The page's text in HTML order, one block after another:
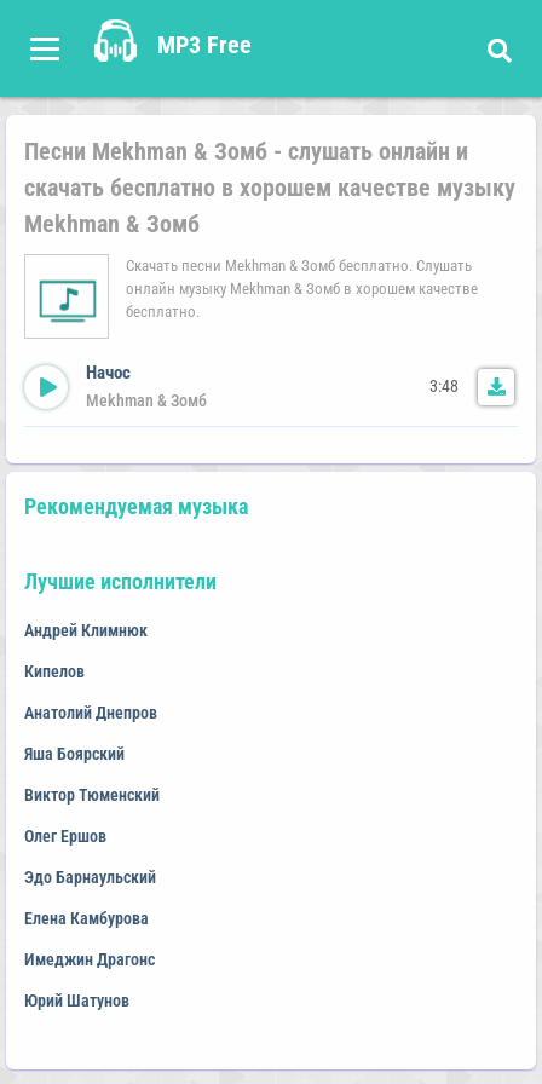
MP3 Free
Песни Mekhman & Зомб - слушать онлайн и
скачать бесплатно в хорошем качестве музыку
Mekhman & Зомб
Скачать песни Mekhman & Зомб бесплатно. Слушать
онлайн музыку Mekhman & Зомб в хорошем качестве
бесплатно.
Начос
Mekhman & Зомб
3:48
Рекомендуемая музыка
Лучшие исполнители
Андрей Климнюк
Кипелов
Анатолий Днепров
Яша Боярский
Виктор Тюменский
Олег Ершов
Эдо Барнаульский
Елена Камбурова
Имеджин Драгонс
Юрий Шатунов